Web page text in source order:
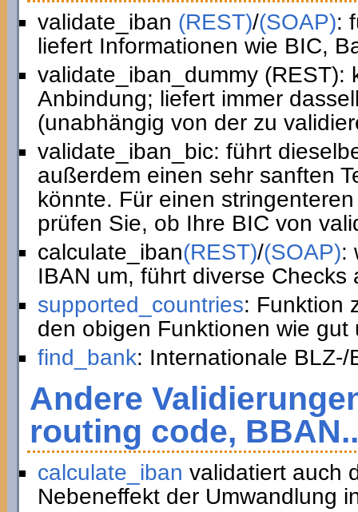
validate_iban (REST)/(SOAP):
liefert Informationen wie BIC,
validate_iban_dummy (REST):
Anbindung; liefert immer
(unabhängig von der zu
validate_iban_bic: führt
außerdem einen sehr sanften
könnte. Für einen
prüfen Sie, ob Ihre BIC von
calculate_iban(REST)/(SOAP):
IBAN um, führt diverse
supported_countries: Funktion
den obigen Funktionen wie gut
find_bank: Internationale BLZ-/
Andere
routing code,
calculate_iban validatiert auch
Nebeneffekt der Umwandlung